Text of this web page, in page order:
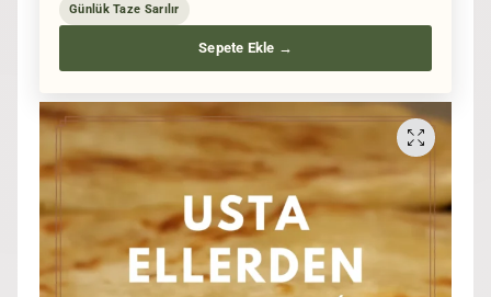
Günlük Taze Sarılır
Sepete Ekle →